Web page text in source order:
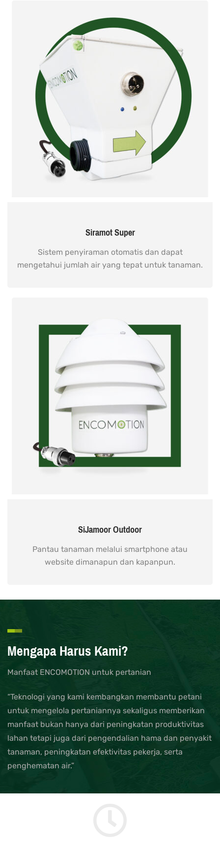
Siramot Super
Sistem penyiraman otomatis dan dapat
mengetahui jumlah air yang tepat untuk tanaman.
SiJamoor Outdoor
Pantau tanaman melalui smartphone atau
website dimanapun dan kapanpun.
Mengapa Harus Kami?
Manfaat ENCOMOTION untuk pertanian
“Teknologi yang kami kembangkan membantu petani
untuk mengelola pertaniannya sekaligus memberikan
manfaat bukan hanya dari peningkatan produktivitas
lahan tetapi juga dari pengendalian hama dan penyakit
tanaman, peningkatan efektivitas pekerja, serta
penghematan air.”